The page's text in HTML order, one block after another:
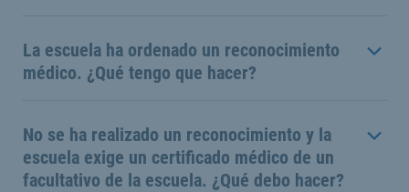
La escuela ha ordenado un reconocimiento
médico. ¿Qué tengo que hacer?
No se ha realizado un reconocimiento y la
escuela exige un certificado médico de un
facultativo de la escuela. ¿Qué debo hacer?